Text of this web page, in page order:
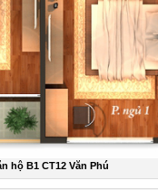
hộ B1 CT12 Văn Phú